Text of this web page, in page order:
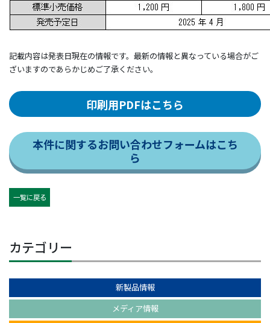
記載内容は発表日現在の情報です。最新の情報と異なっている場合がご
ざいますのであらかじめご了承ください。
印刷用PDFはこちら
本件に関するお問い合わせフォームはこち
ら
一覧に戻る
カテゴリー
新製品情報
メディア情報